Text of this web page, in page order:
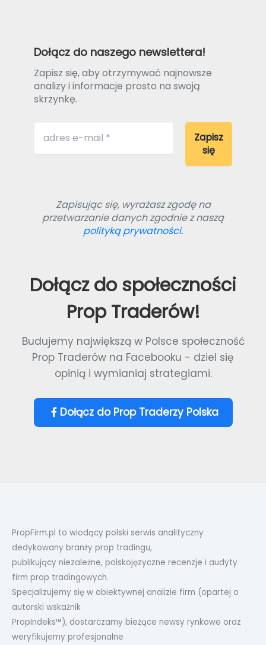
Dołącz do naszego newslettera!
Zapisz się, aby otrzymywać najnowsze
analizy i informacje prosto na swoją
skrzynkę.
Zapisując się, wyrażasz zgodę na
przetwarzanie danych zgodnie z naszą
polityką prywatności.
Dołącz do społeczności
Prop Traderów!
Budujemy największą w Polsce społeczność
Prop Traderów na Facebooku - dziel się
opinią i wymianiaj strategiami.
Dołącz do Prop Traderzy Polska
PropFirm.pl to wiodący polski serwis analityczny
dedykowany branży prop tradingu,
publikujący niezależne, polskojęzyczne recenzje i audyty
firm prop tradingowych.
Specjalizujemy się w obiektywnej analizie firm (opartej o
autorski wskaźnik
PropIndeks™), dostarczamy bieżące newsy rynkowe oraz
weryfikujemy profesjonalne